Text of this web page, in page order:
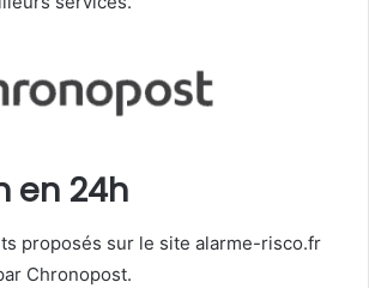
en 24h
proposés sur le site alarme-risco.fr
Chronopost.